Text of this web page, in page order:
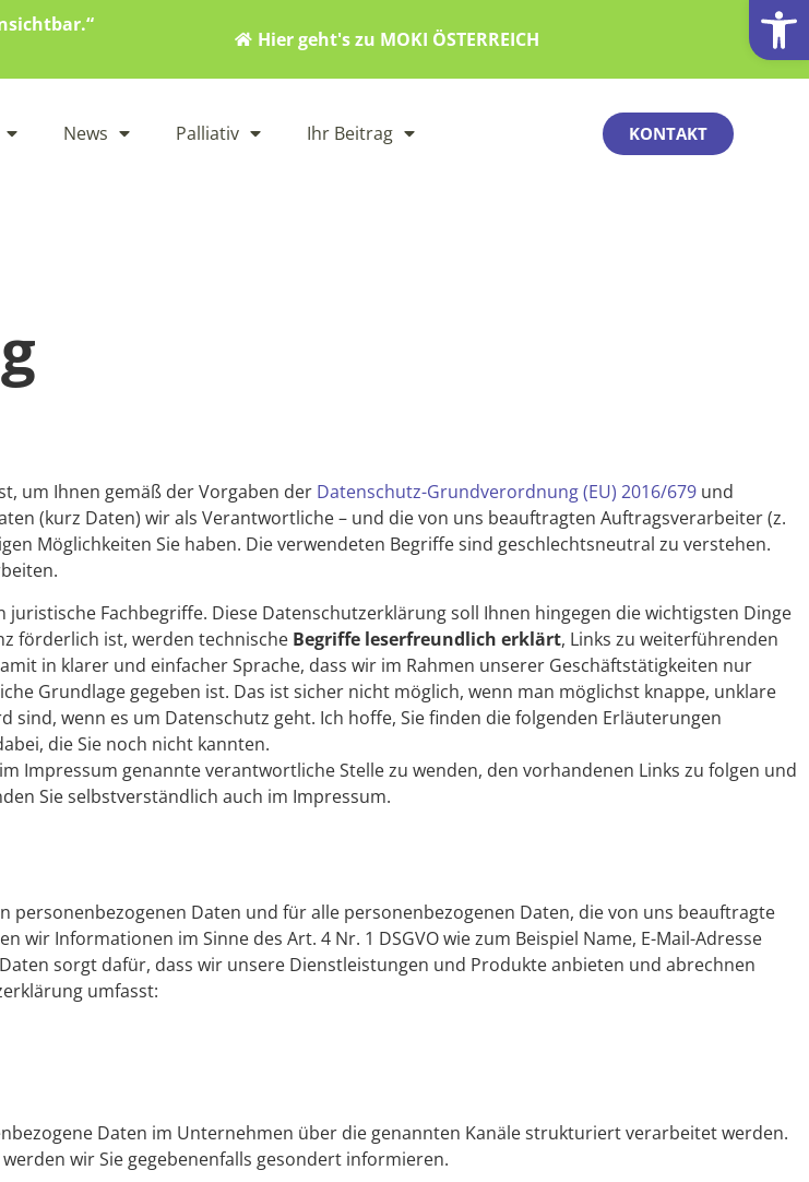
Hier geht's zu MOKI ÖSTERREICH
News Palliativ Ihr Beitrag KONTAKT
um Ihnen gemäß der Vorgaben der Datenschutz-Grundverordnung (EU) 2016/679 und
(kurz Daten) wir als Verantwortliche – und die von uns beauftragten Auftragsverarbeiter (z.
Möglichkeiten Sie haben. Die verwendeten Begriffe sind geschlechtsneutral zu verstehen.
Fachbegriffe. Diese Datenschutzerklärung soll Ihnen hingegen die wichtigsten Dinge
förderlich ist, werden technische Begriffe leserfreundlich erklärt, Links zu weiterführenden
in klarer und einfacher Sprache, dass wir im Rahmen unserer Geschäftstätigkeiten nur
Grundlage gegeben ist. Das ist sicher nicht möglich, wenn man möglichst knappe, unklare
wenn es um Datenschutz geht. Ich hoffe, Sie finden die folgenden Erläuterungen
die Sie noch nicht kannten.
Impressum genannte verantwortliche Stelle zu wenden, den vorhandenen Links zu folgen und
Sie selbstverständlich auch im Impressum.
Daten und für alle personenbezogenen Daten, die von uns beauftragte
Informationen im Sinne des Art. 4 Nr. 1 DSGVO wie zum Beispiel Name, E-Mail-Adresse
sorgt dafür, dass wir unsere Dienstleistungen und Produkte anbieten und abrechnen
umfasst:
Daten im Unternehmen über die genannten Kanäle strukturiert verarbeitet werden.
wir Sie gegebenenfalls gesondert informieren.